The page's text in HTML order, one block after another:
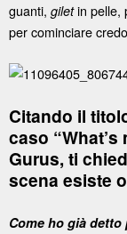
guanti, giletin pelle,
per cominciare
Citando il
caso
Gurus, ti
scena esiste
Come ho già